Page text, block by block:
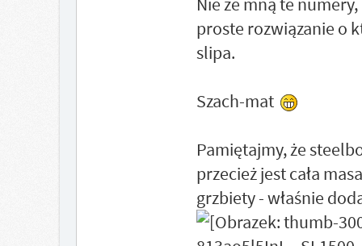
proste rozwiązanie o
slipa.
Szach-mat
Pamiętajmy, że
przecież jest cała
grzbiety - właśnie